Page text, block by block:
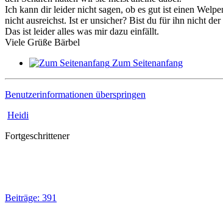
Ich kann dir leider nicht sagen, ob es gut ist einen
nicht ausreichst. Ist er unsicher? Bist du für ihn nicht
Das ist leider alles was mir dazu einfällt.
Viele Grüße Bärbel
Zum Seitenanfang
Benutzerinformationen überspringen
Heidi
Fortgeschrittener
Beiträge: 391